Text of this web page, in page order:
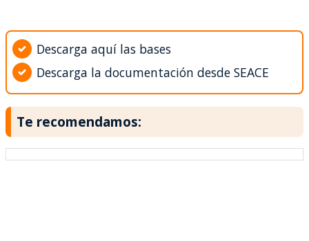
Descarga aquí las bases
Descarga la documentación desde SEACE
Te recomendamos: